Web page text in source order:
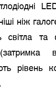
ніж
світла
рівень